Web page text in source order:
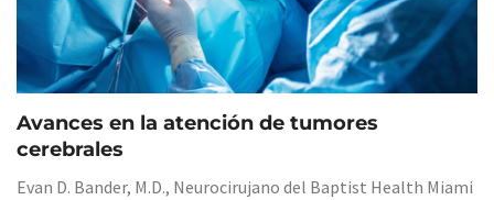
Avances en la atención de tumores
cerebrales
Evan D. Bander, M.D., Neurocirujano del Baptist Health Miami